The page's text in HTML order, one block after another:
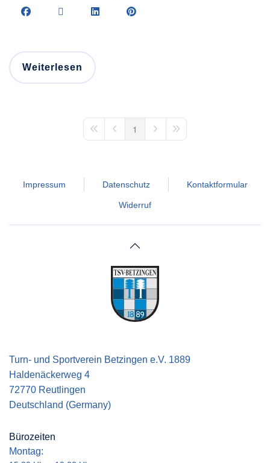
Weiterlesen
First PagePrevious Page
1 Next PageLast Page
Impressum Datenschutz Kontaktformular
Widerruf
Turn- und Sportverein Betzingen e.V. 1889
Haldenäckerweg 4
72770 Reutlingen
Deutschland (Germany)
Bürozeiten
Montag: